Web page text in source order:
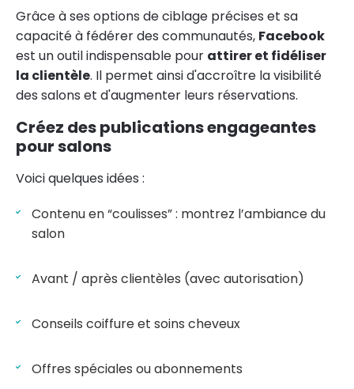
Grâce à ses options de ciblage précises et sa
capacité à fédérer des communautés, Facebook
est un outil indispensable pour attirer et fidéliser
la clientèle. Il permet ainsi d'accroître la visibilité
des salons et d'augmenter leurs réservations.
Créez des publications engageantes
pour salons
Voici quelques idées :
Contenu en “coulisses” : montrez l’ambiance du
salon
Avant / après clientèles (avec autorisation)
Conseils coiffure et soins cheveux
Offres spéciales ou abonnements